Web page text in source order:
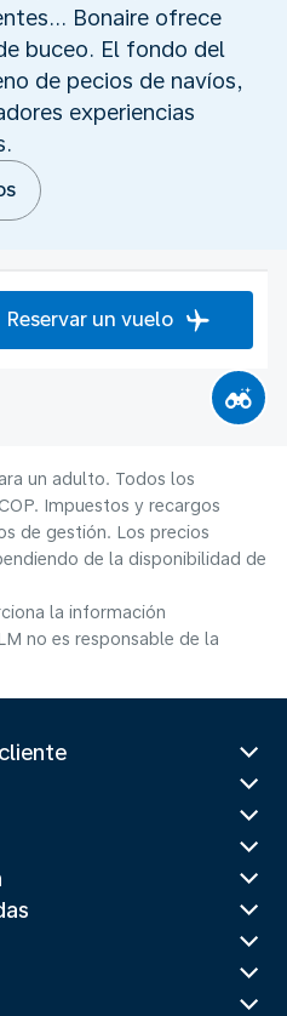
Bonaire ofrece
buceo. El fondo del
de pecios de navíos,
experiencias
Reservar un vuelo
un adulto. Todos los
Impuestos y recargos
de gestión. Los precios
de la disponibilidad de
la información
no es responsable de la